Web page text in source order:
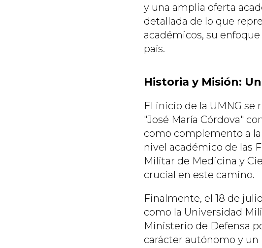
y una amplia oferta
detallada de lo que
académicos, su
país.
Historia y Misión:
El inicio de la UMNG se
"José María Córdova"
como complemento a
nivel académico de las
Militar de Medicina y
crucial en este camino.
Finalmente, el 18 de
como la Universidad
Ministerio de Defensa
carácter autónomo y